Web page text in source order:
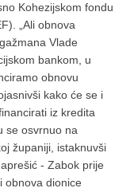
Kohezijskom fondu
„Ali obnova
Vlade
bankom, u
obnovu
kako će se i
iz kredita
se osvrnuo na
županiji, istaknuvši
- Zabok prije
obnova dionice